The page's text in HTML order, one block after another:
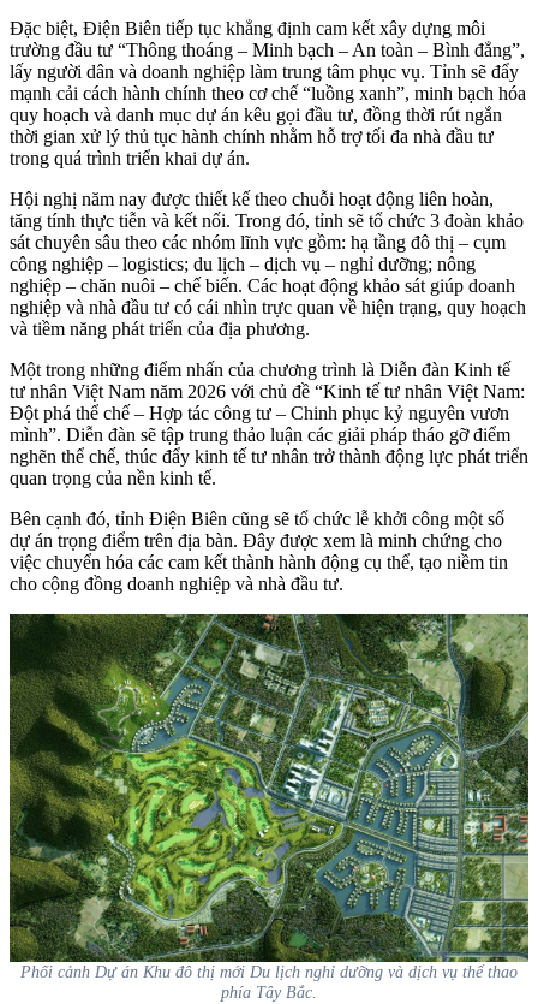
Đặc biệt, Điện Biên tiếp tục khẳng định cam kết xây dựng môi
trường đầu tư “Thông thoáng – Minh bạch – An toàn – Bình đẳng”,
lấy người dân và doanh nghiệp làm trung tâm phục vụ. Tỉnh sẽ đẩy
mạnh cải cách hành chính theo cơ chế “luồng xanh”, minh bạch hóa
quy hoạch và danh mục dự án kêu gọi đầu tư, đồng thời rút ngắn
thời gian xử lý thủ tục hành chính nhằm hỗ trợ tối đa nhà đầu tư
trong quá trình triển khai dự án.
Hội nghị năm nay được thiết kế theo chuỗi hoạt động liên hoàn,
tăng tính thực tiễn và kết nối. Trong đó, tỉnh sẽ tổ chức 3 đoàn khảo
sát chuyên sâu theo các nhóm lĩnh vực gồm: hạ tầng đô thị – cụm
công nghiệp – logistics; du lịch – dịch vụ – nghỉ dưỡng; nông
nghiệp – chăn nuôi – chế biến. Các hoạt động khảo sát giúp doanh
nghiệp và nhà đầu tư có cái nhìn trực quan về hiện trạng, quy hoạch
và tiềm năng phát triển của địa phương.
Một trong những điểm nhấn của chương trình là Diễn đàn Kinh tế
tư nhân Việt Nam năm 2026 với chủ đề “Kinh tế tư nhân Việt Nam:
Đột phá thể chế – Hợp tác công tư – Chinh phục kỷ nguyên vươn
mình”. Diễn đàn sẽ tập trung thảo luận các giải pháp tháo gỡ điểm
nghẽn thể chế, thúc đẩy kinh tế tư nhân trở thành động lực phát triển
quan trọng của nền kinh tế.
Bên cạnh đó, tỉnh Điện Biên cũng sẽ tổ chức lễ khởi công một số
dự án trọng điểm trên địa bàn. Đây được xem là minh chứng cho
việc chuyển hóa các cam kết thành hành động cụ thể, tạo niềm tin
cho cộng đồng doanh nghiệp và nhà đầu tư.
Phối cảnh Dự án Khu đô thị mới Du lịch nghỉ dưỡng và dịch vụ thể thao
phía Tây Bắc.